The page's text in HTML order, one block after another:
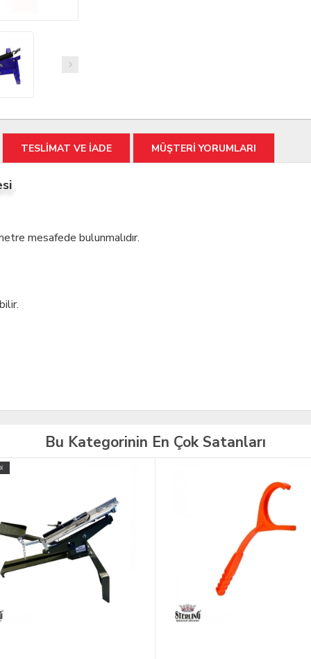
TESLİMAT VE İADE MÜŞTERİ YORUMLARI
mesafede bulunmalıdır.
Bu Kategorinin En Çok Satanları